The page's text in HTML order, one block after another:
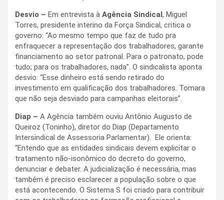
Desvio – Em entrevista à Agência Sindical, Miguel
Torres, presidente interino da Força Sindical, critica o
governo: “Ao mesmo tempo que faz de tudo pra
enfraquecer a representação dos trabalhadores, garante
financiamento ao setor patronal. Para o patronato, pode
tudo; para os trabalhadores, nada”. O sindicalista aponta
desvio: “Esse dinheiro está sendo retirado do
investimento em qualificação dos trabalhadores. Tomara
que não seja desviado para campanhas eleitorais”.
Diap – A Agência também ouviu Antônio Augusto de
Queiroz (Toninho), diretor do Diap (Departamento
Intersindical de Assessoria Parlamentar). Ele orienta:
“Entendo que as entidades sindicais devem explicitar o
tratamento não-isonômico do decreto do governo,
denunciar e debater. A judicialização é necessária, mas
também é preciso esclarecer a população sobre o que
está acontecendo. O Sistema S foi criado para contribuir